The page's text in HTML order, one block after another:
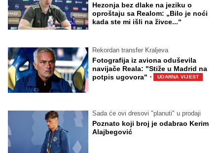
Hezonja bez dlake na jeziku o
oproštaju sa Realom: „Bilo je noći
kada ste mi išli na živce...“
Rekordan transfer Kraljeva
Fotografija iz aviona oduševila
navijače Reala: "Stiže u Madrid na
potpis ugovora" · UDARNA VIJEST
Sada će ovi dresovi "planuti" u prodaji
Poznato koji broj je odabrao Kerim
Alajbegović